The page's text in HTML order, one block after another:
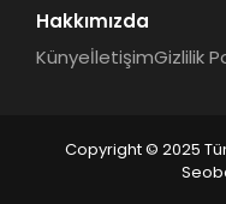
Hakkımızda
KünyeİletişimGizlilik
Copyright © 2025